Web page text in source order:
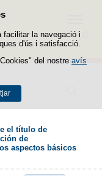
facilitar la navegació i
d'ús i satisfacció.
del nostre avís
Menú
el título de
de
aspectos básicos